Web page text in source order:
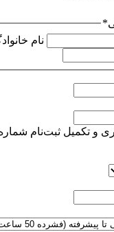
*
نام
و تکمیل ثبت‌نام